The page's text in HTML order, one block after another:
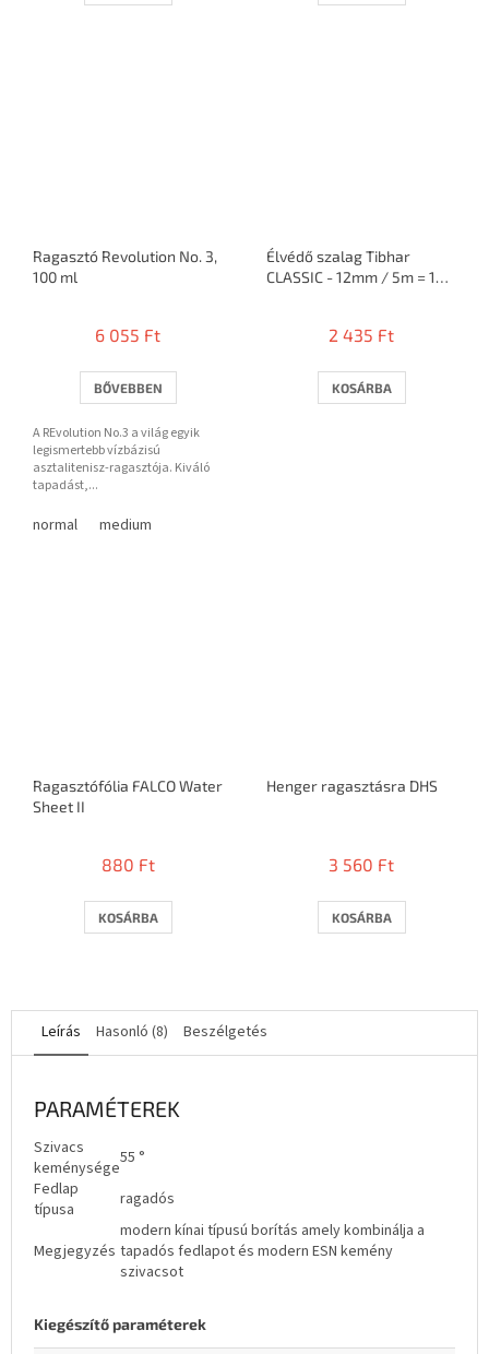
Ragasztó Revolution No. 3,
100 ml
6 055 Ft
BŐVEBBEN
A REvolution No.3 a világ egyik
legismertebb vízbázisú
asztalitenisz-ragasztója. Kiváló
tapadást,...
normal medium
Élvédő szalag Tibhar
CLASSIC - 12mm / 5m = 10
2 435 Ft
KOSÁRBA
Ragasztófólia FALCO Water
Sheet II
880 Ft
KOSÁRBA
Henger ragasztásra DHS
3 560 Ft
KOSÁRBA
Leírás Hasonló (8) Beszélgetés
PARAMÉTEREK
Szivacs
keménysége55 °
Fedlap
típusa
ragadós
Megjegyzés
modern kínai típusú borítás amely kombinálja a
tapadós fedlapot és modern ESN kemény
szivacsot
Kiegészítő paraméterek